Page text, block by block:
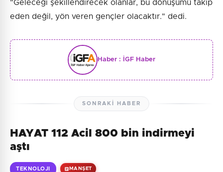
"Geleceği şekillendirecek olanlar, bu dönüşümü takip
eden değil, yön veren gençler olacaktır." dedi.
Haber : İGF Haber
SONRAKI HABER
HAYAT 112 Acil 800 bin indirmeyi
aştı
TEKNOLOJI MANŞET